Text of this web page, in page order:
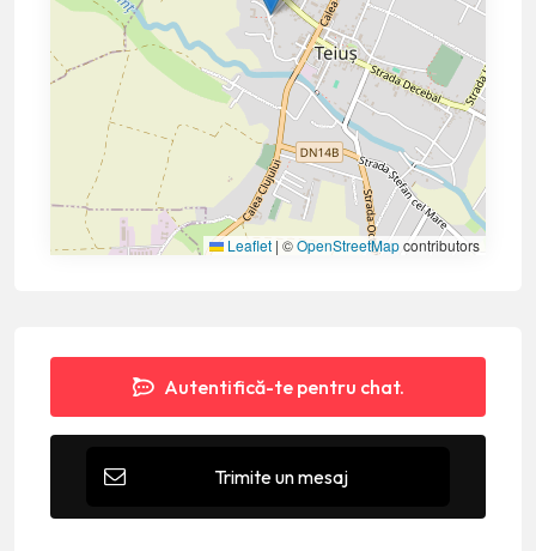
Leaflet | ©OpenStreetMapcontributors
Autentifică-te pentru chat.
Trimite un mesaj